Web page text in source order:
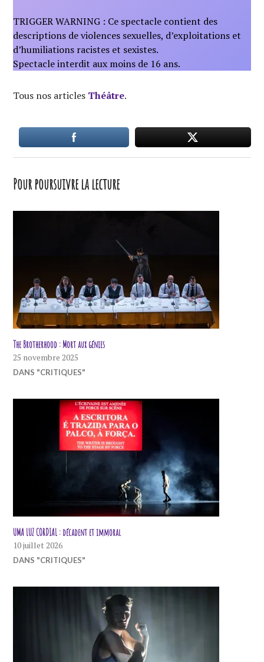
TRIGGER WARNING : Ce spectacle contient des
descriptions de violences sexuelles, d’exploitations et
d’humiliations racistes et sexistes.
Spectacle interdit aux moins de 16 ans.
Tous nos articles Théâtre.
Pour poursuivre la lecture
The Brotherhood : Mort aux génies
25 novembre 2025
DANS "CRITIQUES"
UMA LUZ CORDIAL : décadent et immoral
10 juillet 2026
DANS "CRITIQUES"